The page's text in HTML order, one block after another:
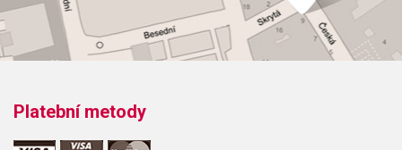
Platební metody